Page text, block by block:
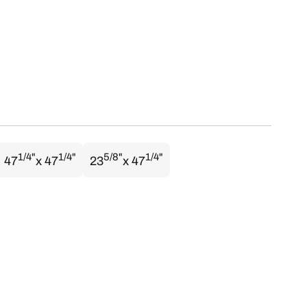
471/4"x 471/4" 235/8"x 471/4"